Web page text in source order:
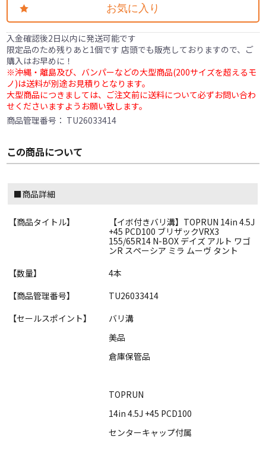
お気に入り
入金確認後2日以内に発送可能です
限定品のため残りあと1個です 店頭でも販売しておりますので、ご
購入はお早めに！
※沖縄・離島及び、バンパーなどの大型商品(200サイズを超えるモ
ノ)は送料が別途お見積りとなります。
大型商品につきましては、ご注文前に送料について必ずお問い合わ
せくださいますようお願い致します。
商品管理番号： TU26033414
この商品について
■商品詳細
【商品タイトル】
【イボ付きバリ溝】TOPRUN 14in 4.5J
+45 PCD100 ブリザックVRX3
155/65R14 N-BOX デイズ アルト ワゴ
ンR スペーシア ミラ ムーヴ タント
【数量】
4本
【商品管理番号】
TU26033414
【セールスポイント】
バリ溝
美品
倉庫保管品
TOPRUN
14in 4.5J +45 PCD100
センターキャップ付属